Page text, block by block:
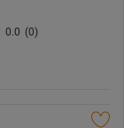
0.0 (0)